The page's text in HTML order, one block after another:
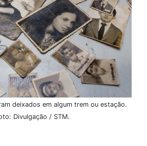
deixados em algum trem ou estação.
Divulgação / STM.